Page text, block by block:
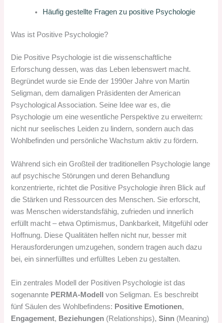
Häufig gestellte Fragen zu positive Psychologie
Was ist Positive Psychologie?
Die Positive Psychologie ist die wissenschaftliche
Erforschung dessen, was das Leben lebenswert macht.
Begründet wurde sie Ende der 1990er Jahre von Martin
Seligman, dem damaligen Präsidenten der American
Psychological Association. Seine Idee war es, die
Psychologie um eine wesentliche Perspektive zu erweitern:
nicht nur seelisches Leiden zu lindern, sondern auch das
Wohlbefinden und persönliche Wachstum aktiv zu fördern.
Während sich ein Großteil der traditionellen Psychologie lange
auf psychische Störungen und deren Behandlung
konzentrierte, richtet die Positive Psychologie ihren Blick auf
die Stärken und Ressourcen des Menschen. Sie erforscht,
was Menschen widerstandsfähig, zufrieden und innerlich
erfüllt macht – etwa Optimismus, Dankbarkeit, Mitgefühl oder
Hoffnung. Diese Qualitäten helfen nicht nur, besser mit
Herausforderungen umzugehen, sondern tragen auch dazu
bei, ein sinnerfülltes und erfülltes Leben zu gestalten.
Ein zentrales Modell der Positiven Psychologie ist das
sogenannte PERMA-Modell
von Seligman. Es beschreibt
fünf Säulen des Wohlbefindens: Positive Emotionen,
Engagement, Beziehungen (Relationships),Sinn (Meaning)